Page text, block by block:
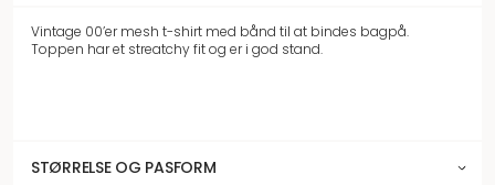
Vintage 00’er mesh t-shirt med bånd til at bindes bagpå.
Toppen har et streatchy fit og er i god stand.
STØRRELSE OG PASFORM